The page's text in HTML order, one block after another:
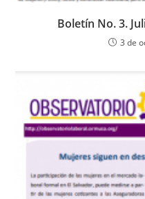
Boletín No. 3.
3 de